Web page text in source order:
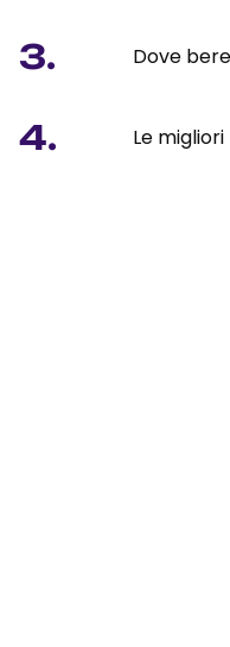
3. Dove
4. Le